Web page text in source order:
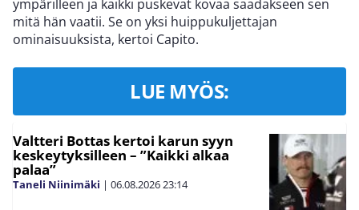
ympärilleen ja kaikki puskevat kovaa saadakseen sen
mitä hän vaatii. Se on yksi huippukuljettajan
ominaisuuksista, kertoi Capito.
LUE MYÖS:
Valtteri Bottas kertoi karun syyn
keskeytyksilleen – ”Kaikki alkaa
palaa”
Taneli Niinimäki | 06.08.202623:14